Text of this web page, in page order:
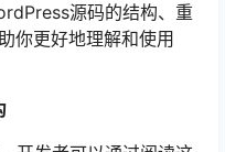
源码的结构、重
你更好地理解和使用